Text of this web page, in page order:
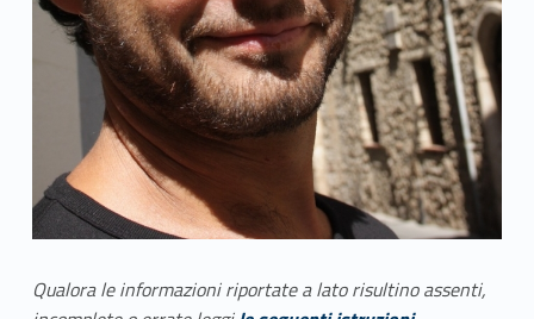
Qualora le informazioni riportate a lato risultino assenti,